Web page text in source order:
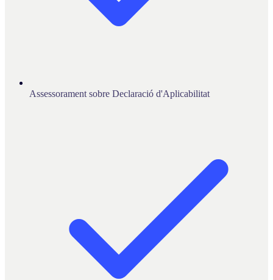
Assessorament sobre Declaració d'Aplicabilitat